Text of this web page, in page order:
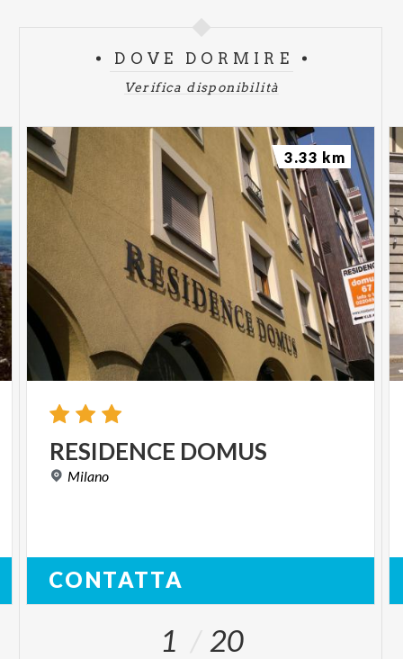
DOVE DORMIRE
Verifica disponibilità
RESIDENCE DOMUS
Milano
CONTATTA
3.33 km
1 20